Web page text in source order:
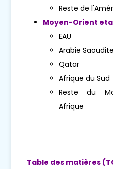
Reste de
Moyen-Orient
EAU
Arabie Saoudite
Qatar
Afrique du Sud
Reste du
Afrique
Table des matières